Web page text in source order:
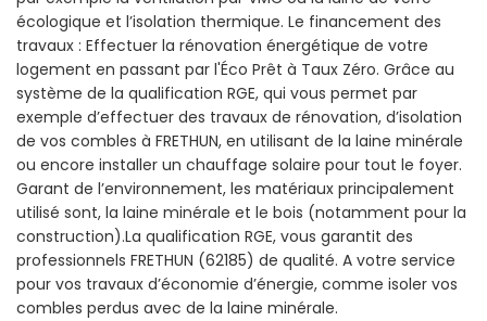
écologique et l’isolation thermique. Le financement des
travaux : Effectuer la rénovation énergétique de votre
logement en passant par l'Éco Prêt à Taux Zéro. Grâce au
système de la qualification RGE, qui vous permet par
exemple d’effectuer des travaux de rénovation, d’isolation
de vos combles à FRETHUN, en utilisant de la laine minérale
ou encore installer un chauffage solaire pour tout le foyer.
Garant de l’environnement, les matériaux principalement
utilisé sont, la laine minérale et le bois (notamment pour la
construction).La qualification RGE, vous garantit des
professionnels FRETHUN (62185) de qualité. A votre service
pour vos travaux d’économie d’énergie, comme isoler vos
combles perdus avec de la laine minérale.